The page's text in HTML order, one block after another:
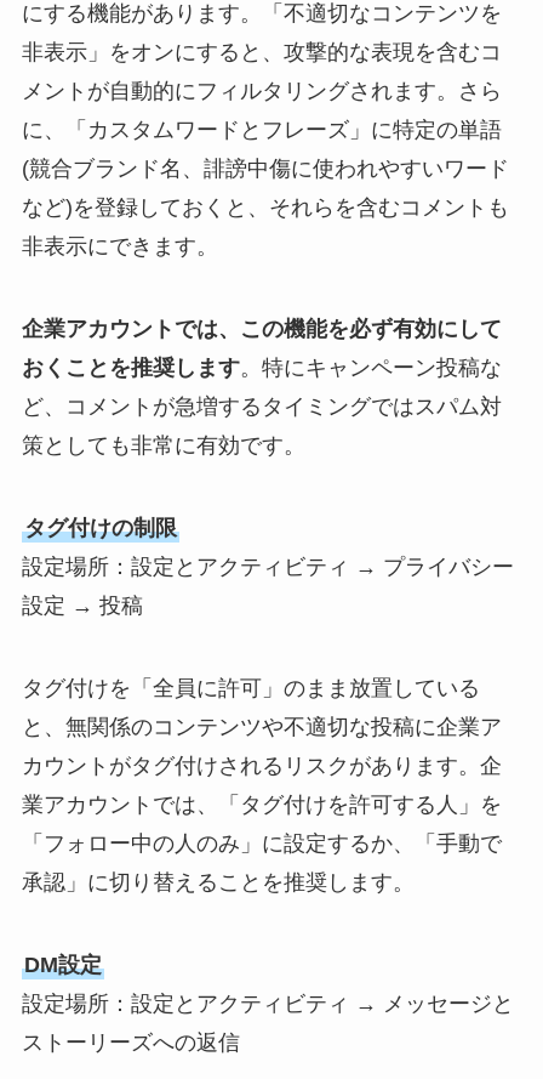
にする機能があります。「不適切なコンテンツを
非表示」をオンにすると、攻撃的な表現を含むコ
メントが自動的にフィルタリングされます。さら
に、「カスタムワードとフレーズ」に特定の単語
(競合ブランド名、誹謗中傷に使われやすいワード
など)を登録しておくと、それらを含むコメントも
非表示にできます。
企業アカウントでは、この機能を必ず有効にして
おくことを推奨します。特にキャンペーン投稿な
ど、コメントが急増するタイミングではスパム対
策としても非常に有効です。
タグ付けの制限
設定場所：設定とアクティビティ → プライバシー
設定 → 投稿
タグ付けを「全員に許可」のまま放置している
と、無関係のコンテンツや不適切な投稿に企業ア
カウントがタグ付けされるリスクがあります。企
業アカウントでは、「タグ付けを許可する人」を
「フォロー中の人のみ」に設定するか、「手動で
承認」に切り替えることを推奨します。
DM設定
設定場所：設定とアクティビティ → メッセージと
ストーリーズへの返信